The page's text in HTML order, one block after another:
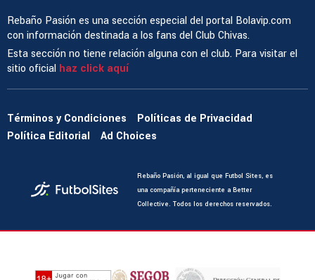
Rebaño Pasión es una sección especial del portal Bolavip.com
con información destinada a los fans del Club Chivas.
Esta sección no tiene relación alguna con el club. Para visitar el
sitio oficial haz click aquí
Términos y Condiciones
Políticas de Privacidad
Política Editorial
Ad Choices
Rebaño Pasión, al igual que Futbol Sites, es
una compañía perteneciente a Better
Collective. Todos los derechos reservados.